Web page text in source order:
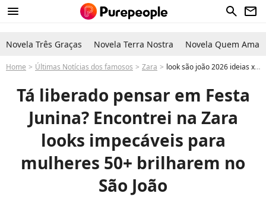
menu search newsletter
Novela Três Graças Novela Terra Nostra Novela Quem Ama
Home Últimas Notícias dos famosos Zara look são joão 2026 ideias xadrez, bota e vestido Festa Junina Encontrei na Zara looks impecáveis para mulheres 50+ brilharem no São João
Tá liberado pensar em Festa
Junina? Encontrei na Zara
looks impecáveis para
mulheres 50+ brilharem no
São João